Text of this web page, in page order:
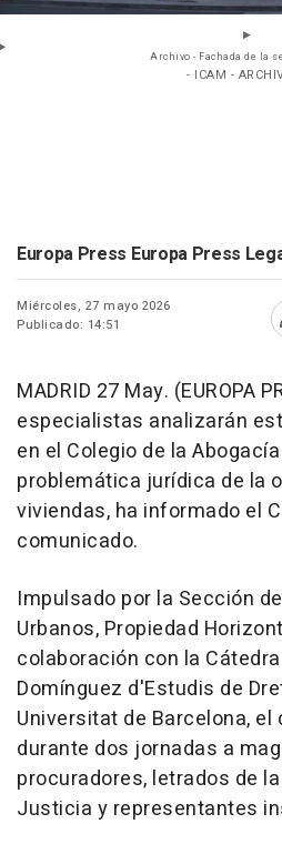
Archivo - Fachada de la
- ICAM -
Europa Press Europa Press
Miércoles, 27 mayo 2026
Publicado: 14:51
MADRID 27 May. (EUROPA
especialistas analizarán
en el Colegio de la
problemática jurídica de la
viviendas, ha informado el
comunicado.
Impulsado por la Sección
Urbanos, Propiedad
colaboración con la
Domínguez d'Estudis de
Universitat de Barcelona, el
durante dos jornadas a
procuradores, letrados de
Justicia y representantes